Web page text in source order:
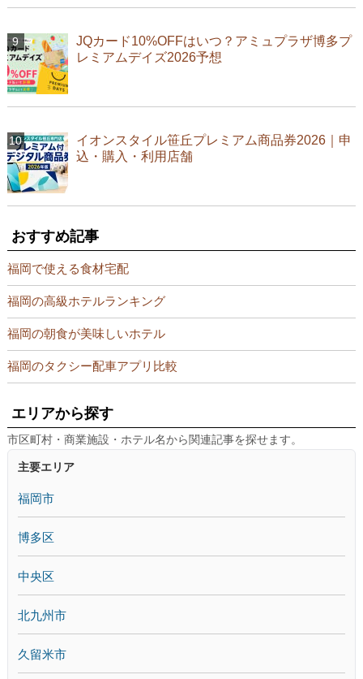
JQカード10%OFFはいつ？アミュプラザ博多プ
レミアムデイズ2026予想
イオンスタイル笹丘プレミアム商品券2026｜申
込・購入・利用店舗
おすすめ記事
福岡で使える食材宅配
福岡の高級ホテルランキング
福岡の朝食が美味しいホテル
福岡のタクシー配車アプリ比較
エリアから探す
市区町村・商業施設・ホテル名から関連記事を探せます。
主要エリア
福岡市
博多区
中央区
北九州市
久留米市